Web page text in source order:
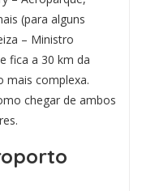
(para alguns
– Ministro
fica a 30 km da
mais complexa.
chegar de ambos